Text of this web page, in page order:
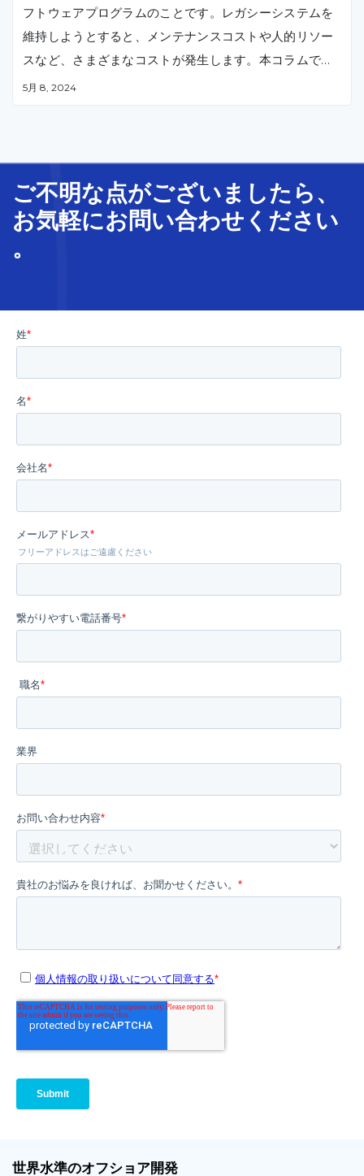
フトウェアプログラムのことです。レガシーシステムを
維持しようとすると、メンテナンスコストや人的リソー
スなど、さまざまなコストが発生します。本コラムでは
、レガシーシステムを維持するリスクやコスト、モダナ
5月 8, 2024
ご不明な点がございましたら、
お気軽にお問い合わせ ください
。
世界水準のオフショア開発